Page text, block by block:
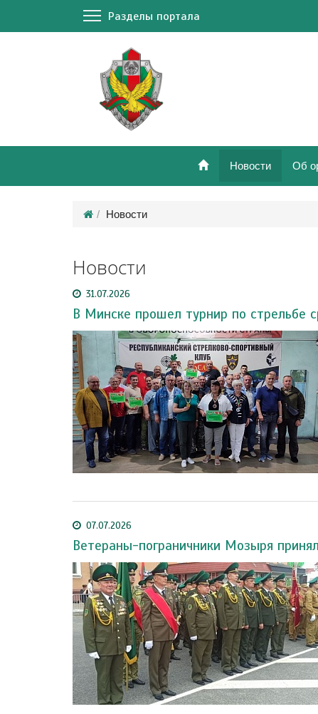
Разделы портала
Новости Об
Новости
Новости
31.07.2026
В Минске прошел турнир по стрельбе
07.07.2026
Ветераны-пограничники Мозыря